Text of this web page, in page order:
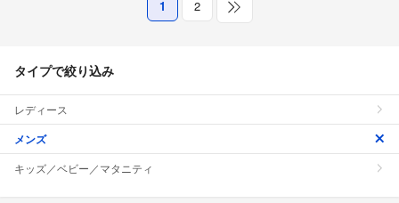
1 2
タイプで絞り込み
レディース
メンズ
キッズ／ベビー／マタニティ